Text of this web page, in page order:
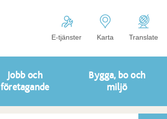
E-tjänster Karta Translate
Jobb och
företagande
Bygga, bo och
miljö